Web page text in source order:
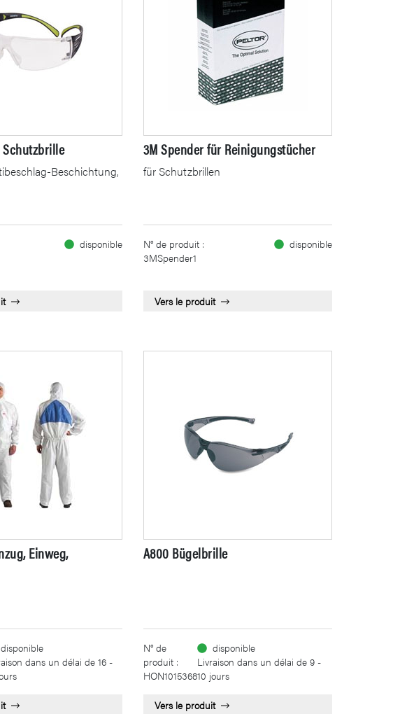
Schutzbrille
Beschichtung,
disponible
3M Spender für Reinigungstücher
für Schutzbrillen
N° de produit :
3MSpender1
disponible
Vers le produit
Einweg,
disponible
dans un délai de 16 -
A800 Bügelbrille
N° de
produit :
HON1015368
disponible
Livraison dans un délai de 9 -
10 jours
Vers le produit